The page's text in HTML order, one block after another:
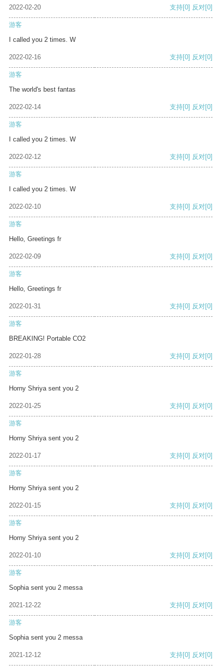
2022-02-20 支持[0] 反对[0]
游客
I called you 2 times. W
2022-02-16 支持[0] 反对[0]
游客
The world's best fantas
2022-02-14 支持[0] 反对[0]
游客
I called you 2 times. W
2022-02-12 支持[0] 反对[0]
游客
I called you 2 times. W
2022-02-10 支持[0] 反对[0]
游客
Hello, Greetings fr
2022-02-09 支持[0] 反对[0]
游客
Hello, Greetings fr
2022-01-31 支持[0] 反对[0]
游客
BREAKING! Portable CO2
2022-01-28 支持[0] 反对[0]
游客
Horny Shriya sent you 2
2022-01-25 支持[0] 反对[0]
游客
Horny Shriya sent you 2
2022-01-17 支持[0] 反对[0]
游客
Horny Shriya sent you 2
2022-01-15 支持[0] 反对[0]
游客
Horny Shriya sent you 2
2022-01-10 支持[0] 反对[0]
游客
Sophia sent you 2 messa
2021-12-22 支持[0] 反对[0]
游客
Sophia sent you 2 messa
2021-12-12 支持[0] 反对[0]